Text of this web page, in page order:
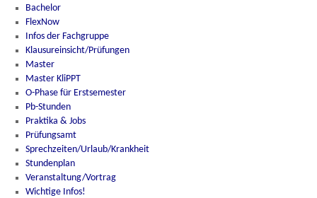
Bachelor
FlexNow
Infos der Fachgruppe
Klausureinsicht/Prüfungen
Master
Master KliPPT
O-Phase für Erstsemester
Pb-Stunden
Praktika & Jobs
Prüfungsamt
Sprechzeiten/Urlaub/Krankheit
Stundenplan
Veranstaltung/Vortrag
Wichtige Infos!